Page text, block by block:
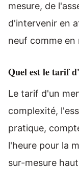
mesure, de
d'intervenir en
neuf comme en
Quel est le tarif
Le tarif d'un
complexité,
pratique,
l'heure pour la
sur-mesure